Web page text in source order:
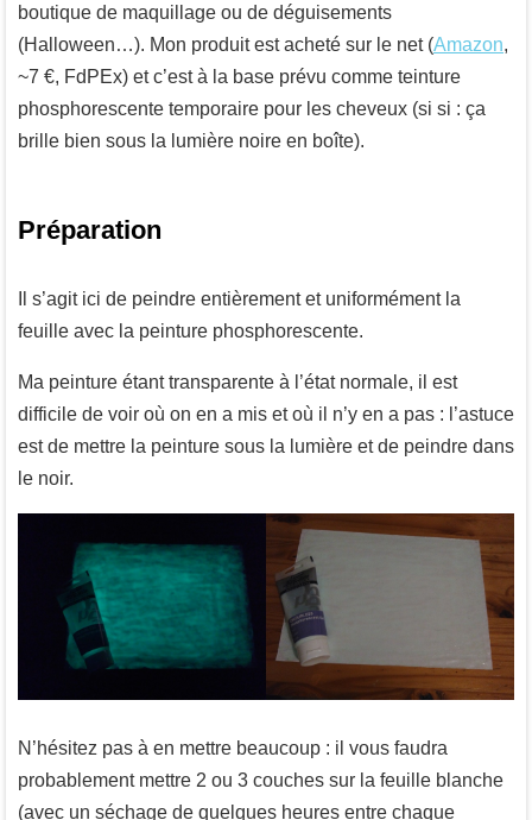
boutique de maquillage ou de déguisements
(Halloween…). Mon produit est acheté sur le net (Amazon,
~7 €, FdPEx) et c’est à la base prévu comme teinture
phosphorescente temporaire pour les cheveux (si si : ça
brille bien sous la lumière noire en boîte).
Préparation
Il s’agit ici de peindre entièrement et uniformément la
feuille avec la peinture phosphorescente.
Ma peinture étant transparente à l’état normale, il est
difficile de voir où on en a mis et où il n’y en a pas : l’astuce
est de mettre la peinture sous la lumière et de peindre dans
le noir.
N’hésitez pas à en mettre beaucoup : il vous faudra
probablement mettre 2 ou 3 couches sur la feuille blanche
(avec un séchage de quelques heures entre chaque